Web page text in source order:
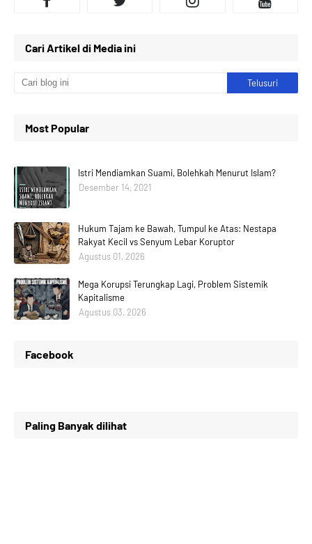
Cari Artikel di Media ini
Most Popular
Istri Mendiamkan Suami, Bolehkah Menurut Islam?
Desember 14, 2021
Hukum Tajam ke Bawah, Tumpul ke Atas: Nestapa
Rakyat Kecil vs Senyum Lebar Koruptor
Agustus 01, 2026
Mega Korupsi Terungkap Lagi, Problem Sistemik
Kapitalisme
Agustus 03, 2026
Facebook
Paling Banyak dilihat